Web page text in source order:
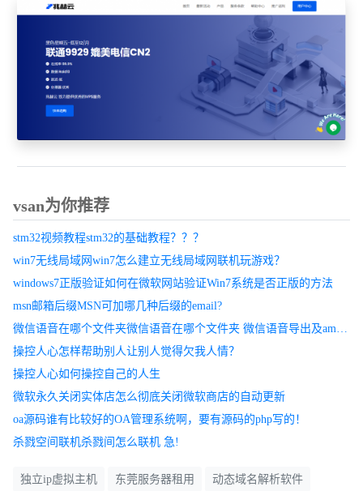
证的数量也会发生改变，见证的分布也会不同。
怎么个不同法呢？ 请看下文分晓。
自定义存储策略部署逻辑：允许故障数目 (FTT) =? 我们来看看
VMware Virtual SAN: Witness Component Deployment Logic 。
Virtual SAN 见证组件以三种方式进行定义和部署: Primary Witness初
Primary Witnesses:Need at least (2 * FTT) + 1 nodes in a cluster to be
able to tolerate FTT number of node / disk failures. If after placing all
the ponents, we do not have the required number of nodes in the
configuration, primary witnesses are on exclusive nodes until there are
(2*FTT)+ 1 nodes in the configuration. 至少需要群集中 (2 * FTT) + 1
节点以便能容许 FTT 节点/磁盘故障数。
如果安装了所有数据组件后，配置没有获得所需的节点数，则初级
见证将位于独占节点直到配置中有 (2*FTT)+ 1 个节点。
什么意思呢？如果是2*FTT个节点的话，即虚拟机组件都保存了2个
呢？需要一个第三方的仲裁机构来决定。
vsan为你推荐
stm32视频教程stm32的基础教程？？？
win7无线局域网win7怎么建立无线局域网联机玩游戏？
windows7正版验证如何在微软网站验证Win7系统是否正版的方法
msn邮箱后缀MSN可加哪几种后缀的email?
操控人心怎样帮助别人让别人觉得欠我人情？
操控人心如何操控自己的人生
微软永久关闭实体店怎么彻底关闭微软商店的自动更新
oa源码谁有比较好的OA管理系统啊，要有源码的php写的！
杀戮空间联机杀戮间怎么联机 急!
独立ip虚拟主机 东莞服务器租用 动态域名解析软件